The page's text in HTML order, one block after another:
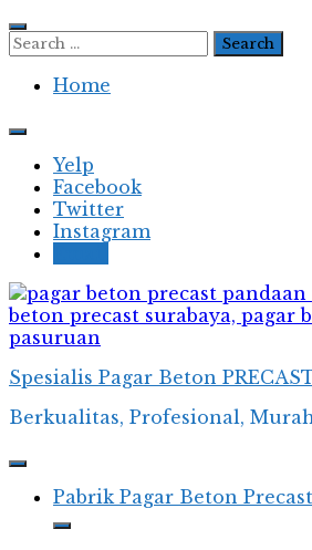
Skip
to
content
Search
for:
Home
Yelp
Facebook
Twitter
Instagram
Spesialis Pagar Beton
Berkualitas, Profesional,
Pabrik Pagar Beton